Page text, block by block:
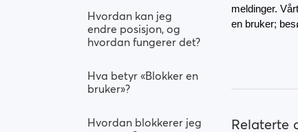
Hvordan kan jeg
endre posisjon, og
hvordan fungerer det?
Hva betyr «Blokker en
bruker»?
Hvordan blokkerer jeg
meldinger.
en bruker;
Relaterte